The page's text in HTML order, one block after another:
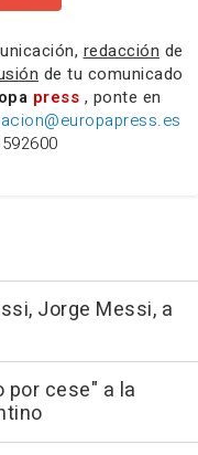
redacción de
de tu comunicado
press , ponte en
Jorge Messi, a
por cese" a la